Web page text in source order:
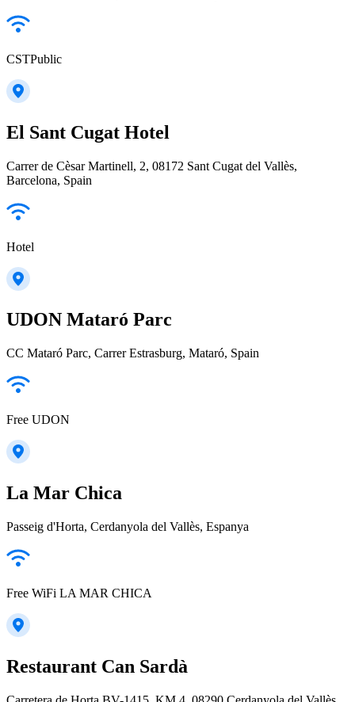
CSTPublic
El Sant Cugat Hotel
Carrer de Cèsar Martinell, 2, 08172 Sant Cugat del Vallès,
Barcelona, Spain
Hotel
UDON Mataró Parc
CC Mataró Parc, Carrer Estrasburg, Mataró, Spain
Free UDON
La Mar Chica
Passeig d'Horta, Cerdanyola del Vallès, Espanya
Free WiFi LA MAR CHICA
Restaurant Can Sardà